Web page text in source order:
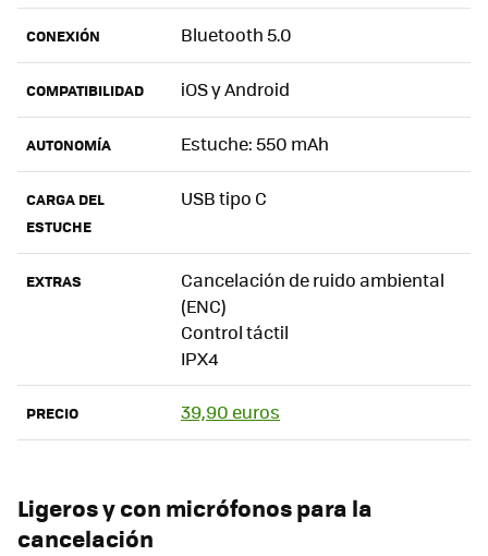
CONEXIÓN Bluetooth 5.0
COMPATIBILIDAD iOS y Android
AUTONOMÍA Estuche: 550 mAh
CARGA DEL
ESTUCHE
USB tipo C
EXTRAS
Cancelación de ruido ambiental
(ENC)
Control táctil
IPX4
PRECIO 39,90 euros
Ligeros y con micrófonos para la
cancelación